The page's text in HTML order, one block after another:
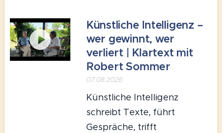
Künstliche Intelligenz –
wer gewinnt, wer
verliert | Klartext mit
Robert Sommer
07.08.2026
Künstliche Intelligenz
schreibt Texte, führt
Gespräche, trifft